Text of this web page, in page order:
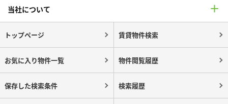
当社について
トップページ 賃貸物件検索
お気に入り物件一覧 物件閲覧履歴
保存した検索条件 検索履歴